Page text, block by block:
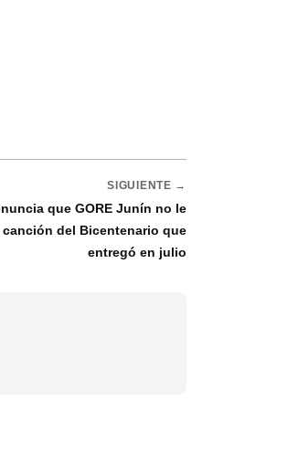
SIGUIENTE →
que GORE Junín no le
canción del Bicentenario que
entregó en julio